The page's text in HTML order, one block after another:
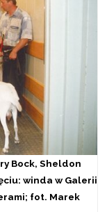
Bock, Sheldon
winda w Galerii
fot. Marek